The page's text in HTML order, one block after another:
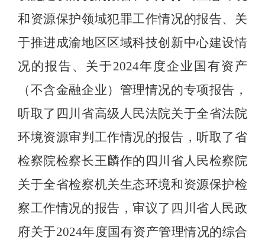
和资源保护领域犯罪工作情况的报告、关
于推进成渝地区区域科技创新中心建设情
况的报告、关于2024年度企业国有资产
（不含金融企业）管理情况的专项报告，
听取了四川省高级人民法院关于全省法院
环境资源审判工作情况的报告，听取了省
检察院检察长王麟作的四川省人民检察院
关于全省检察机关生态环境和资源保护检
察工作情况的报告，审议了四川省人民政
府关于2024年度国有资产管理情况的综合